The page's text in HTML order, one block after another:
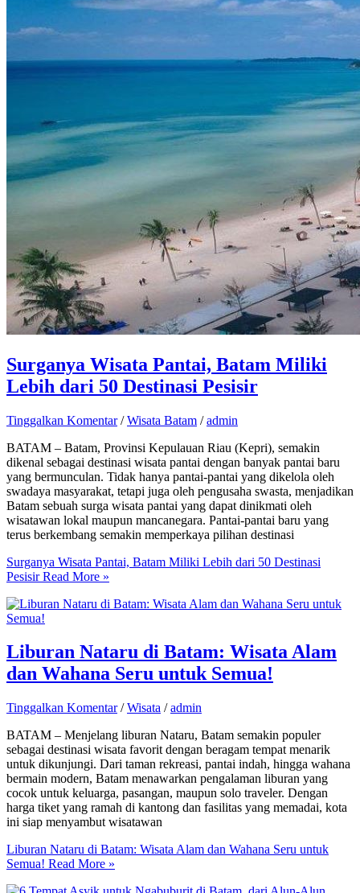
Surganya Wisata Pantai, Batam Miliki
Lebih dari 50 Destinasi Pesisir
Tinggalkan Komentar /Wisata Batam /admin
BATAM – Batam, Provinsi Kepulauan Riau (Kepri), semakin
dikenal sebagai destinasi wisata pantai dengan banyak pantai baru
yang bermunculan. Tidak hanya pantai-pantai yang dikelola oleh
swadaya masyarakat, tetapi juga oleh pengusaha swasta, menjadikan
Batam sebuah surga wisata pantai yang dapat dinikmati oleh
wisatawan lokal maupun mancanegara. Pantai-pantai baru yang
terus berkembang semakin memperkaya pilihan destinasi
Surganya Wisata Pantai, Batam Miliki Lebih dari 50 Destinasi
PesisirRead More »
Liburan Nataru di Batam: Wisata Alam
dan Wahana Seru untuk Semua!
Tinggalkan Komentar /Wisata /admin
BATAM – Menjelang liburan Nataru, Batam semakin populer
sebagai destinasi wisata favorit dengan beragam tempat menarik
untuk dikunjungi. Dari taman rekreasi, pantai indah, hingga wahana
bermain modern, Batam menawarkan pengalaman liburan yang
cocok untuk keluarga, pasangan, maupun solo traveler. Dengan
harga tiket yang ramah di kantong dan fasilitas yang memadai, kota
ini siap menyambut wisatawan
Liburan Nataru di Batam: Wisata Alam dan Wahana Seru untuk
Semua! Read More »